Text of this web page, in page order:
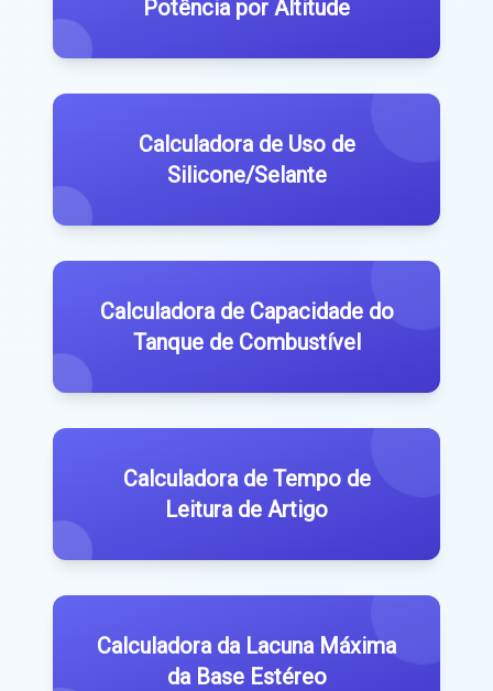
Potência por Altitude
Calculadora de Uso de
Silicone/Selante
Calculadora de Capacidade do
Tanque de Combustível
Calculadora de Tempo de
Leitura de Artigo
Calculadora da Lacuna Máxima
da Base Estéreo